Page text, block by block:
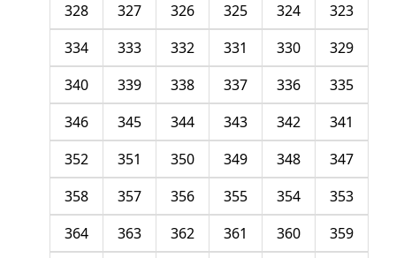
323
324
325
326
327
328
329
330
331
332
333
334
335
336
337
338
339
340
341
342
343
344
345
346
347
348
349
350
351
352
353
354
355
356
357
358
359
360
361
362
363
364